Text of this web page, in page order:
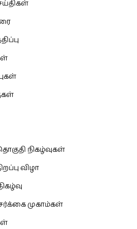
நிகழ்வுகள்
விழா
முகாம்கள்